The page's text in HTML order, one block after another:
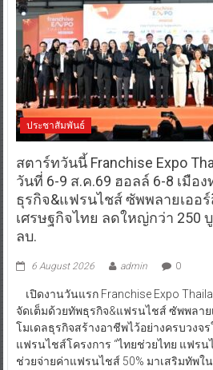
ประชาสัมพันธ์
สตาร์ทวันนี้ Franchise Expo
วันที่ 6-9 ส.ค.69 ฮอลล์ 6-8 เมือ
ธุรกิจ&แฟรนไชส์ ซัพพลายเออ
เศรษฐกิจไทย ลดใหญ่กว่า 250
ลบ.
6 August 2026 admin 0
เปิดงานวันแรก Franchise Expo
จัดเต็มด้วยทัพธุรกิจ&แฟรนไชส์ ซัพพลา
โมเดลธุรกิจสร้างอาชีพไว้อย่างครบวงจ
แฟรนไชส์โครงการ “ไทยช่วยไทย แฟรน
ช่วยจ่ายค่าแฟรนไชส์ 50% มาเสริมทัพใ